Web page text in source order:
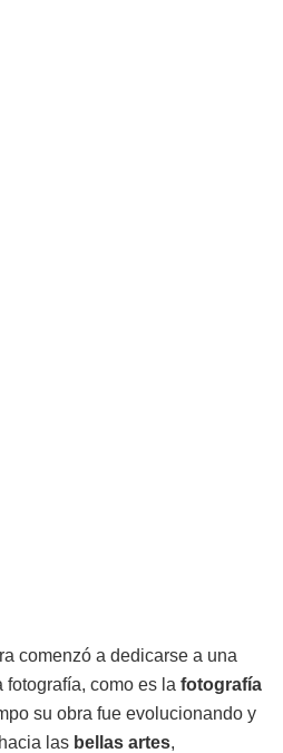
comenzó a dedicarse a una
fotografía, como es la fotografía
su obra fue evolucionando y
las bellas artes,